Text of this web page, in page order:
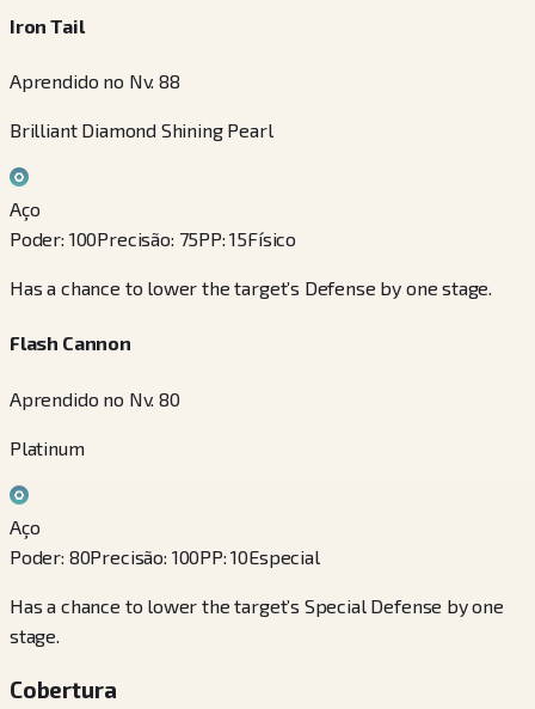
Iron Tail
Aprendido no Nv. 88
Brilliant Diamond Shining Pearl
Aço
Poder: 100Precisão: 75PP:15Físico
Has a chance to lower the target’s Defense by one stage.
Flash Cannon
Aprendido no Nv. 80
Platinum
Aço
Poder: 80Precisão: 100PP:10Especial
Has a chance to lower the target’s Special Defense by one
stage.
Cobertura